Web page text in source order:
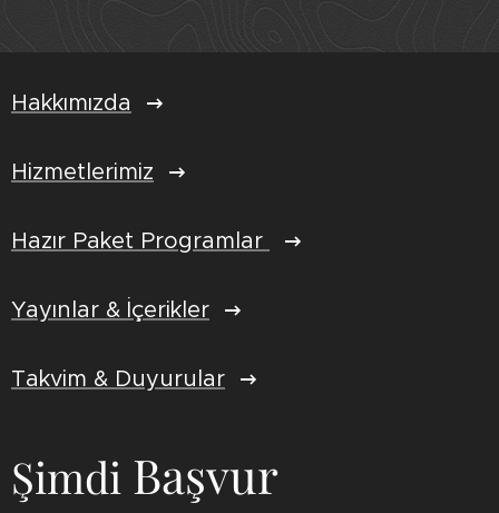
Hakkımızda
Hizmetlerimiz
Hazır Paket Programlar
Yayınlar & İçerikler
Takvim & Duyurular
Şimdi Başvur